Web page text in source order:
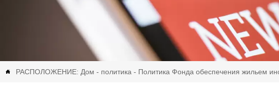
 РАСПОЛОЖЕНИЕ: Дом - политика - Политика Фонда обеспечения жильем